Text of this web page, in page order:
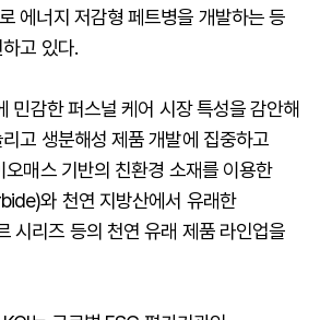
에너지 저감형 페트병을 개발하는 등
고 있다.
민감한 퍼스널 케어 시장 특성을 감안해
고 생분해성 제품 개발에 집중하고
오매스 기반의 친환경 소재를 이용한
와 천연 지방산에서 유래한
시리즈 등의 천연 유래 제품 라인업을